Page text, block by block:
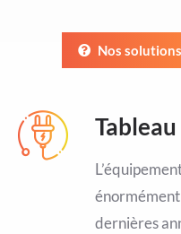
Nos
dernières